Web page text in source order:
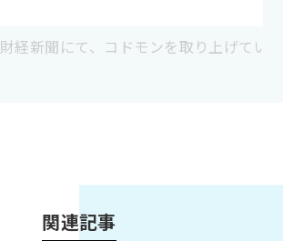
財経新聞にて、コドモンを取り上げてい
関連記事